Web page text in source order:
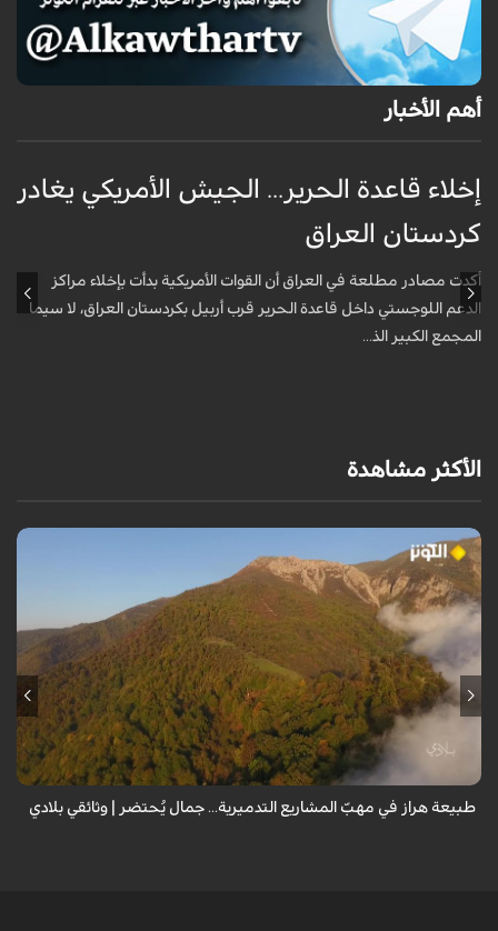
أهم الأخبار
إخلاء قاعدة الحرير... الجيش الأمريكي يغادر
كردستان العراق
أكدت مصادر مطلعة في العراق أن القوات الأمريكية بدأت بإخلاء مراكز
الدعم اللوجستي داخل قاعدة الحرير قرب أربيل بكردستان العراق، لا سيما
المجمع الكبير الذ...
الأكثر مشاهدة
من قلب طبيعة هراز التي كانت يوماً من أجمل الموائل الطبيعية في إيران، يحذر
المعد من كارثة بيئية: "وحش الأعمال والمشاريع التدميرية تنهش بجسم
طبيعة هراز في مهبّ المشاريع التدميرية... جمال يُحتضر | وثائقي بلادي